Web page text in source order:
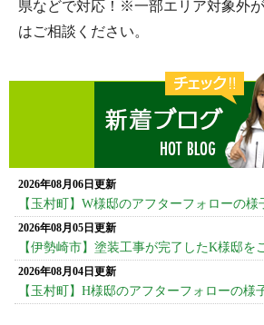
県などで対応！※一部エリア対象外
はご相談ください。
2026年08月06日更新
【玉村町】W様邸のアフターフォローの様
2026年08月05日更新
【伊勢崎市】塗装工事が完了したK様邸を
2026年08月04日更新
【玉村町】H様邸のアフターフォローの様